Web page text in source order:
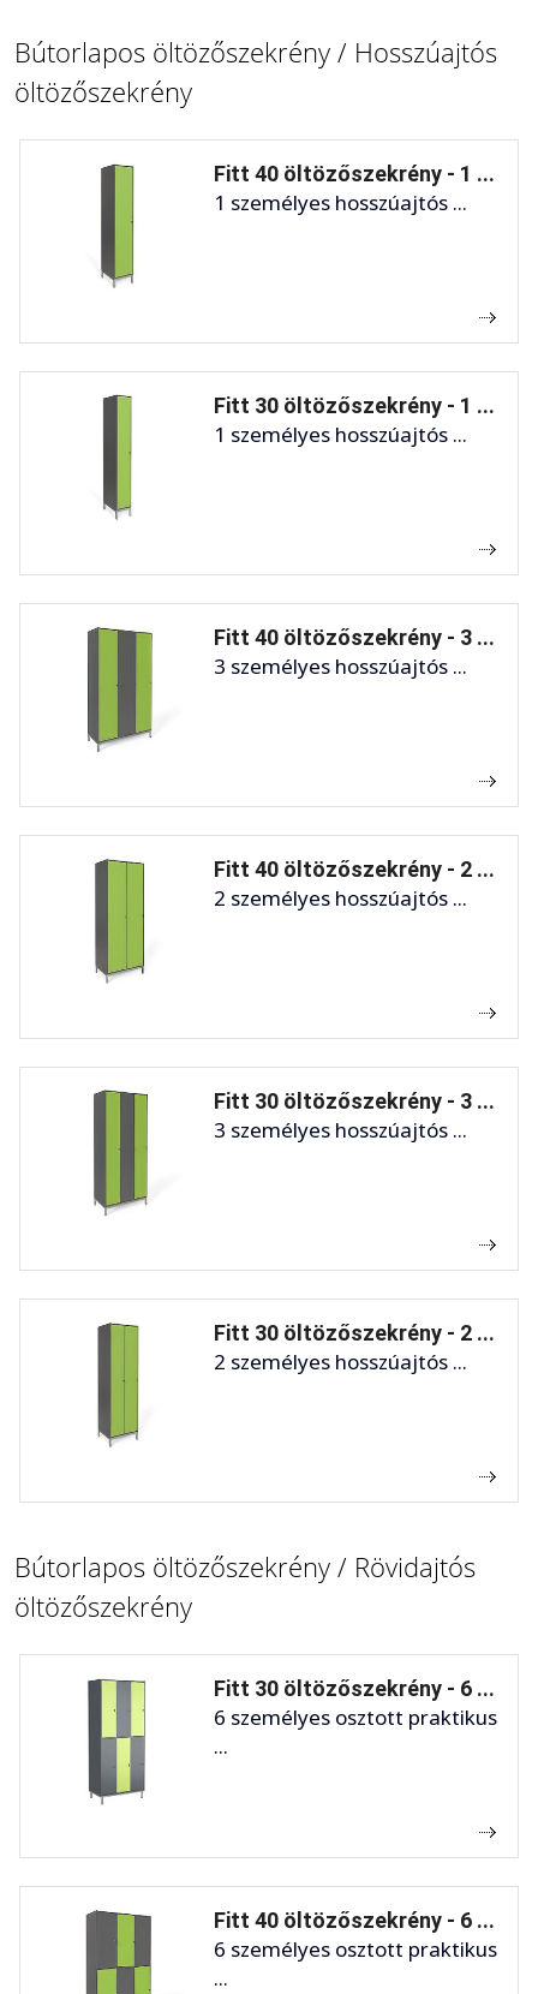
Bútorlapos öltözőszekrény / Hosszúajtós
öltözőszekrény
Fitt 40 öltözőszekrény - 1 ...
1 személyes hosszúajtós ...
Fitt 30 öltözőszekrény - 1 ...
1 személyes hosszúajtós ...
Fitt 40 öltözőszekrény - 3 ...
3 személyes hosszúajtós ...
Fitt 40 öltözőszekrény - 2 ...
2 személyes hosszúajtós ...
Fitt 30 öltözőszekrény - 3 ...
3 személyes hosszúajtós ...
Fitt 30 öltözőszekrény - 2 ...
2 személyes hosszúajtós ...
Bútorlapos öltözőszekrény / Rövidajtós
öltözőszekrény
Fitt 30 öltözőszekrény - 6 ...
6 személyes osztott praktikus
...
Fitt 40 öltözőszekrény - 6 ...
6 személyes osztott praktikus
...